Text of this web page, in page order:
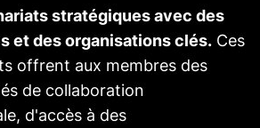
stratégiques avec des
et des organisations clés. Ces
offrent aux membres des
de collaboration
d'accès à des